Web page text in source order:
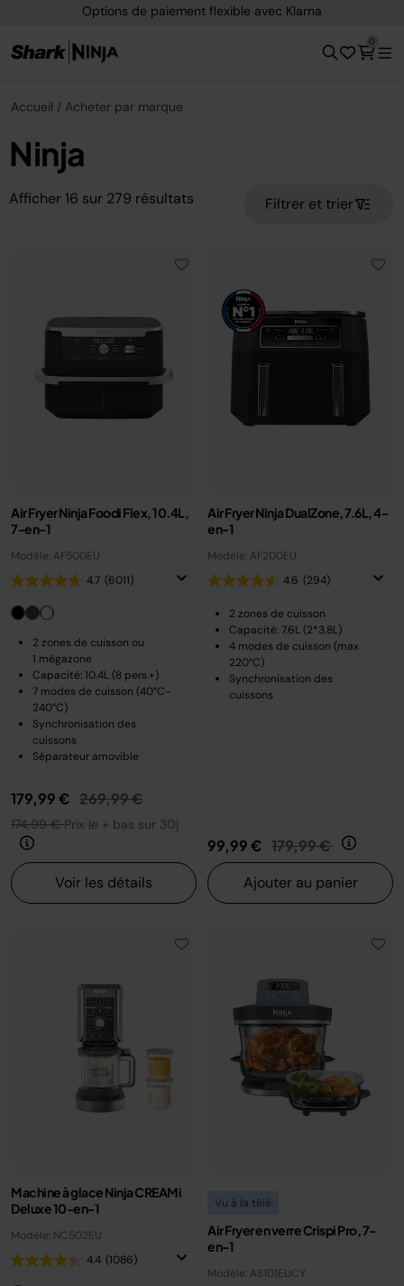
flexible avec Klarna Livraison
0
Accueil Acheter par marque
Ninja
Afficher 16 sur 279 résultats Filtrer et trier
Air Fryer Ninja Foodi Flex, 10.4L,
7-en-1
Modèle: AF500EU
4.7 (6011)
2 zones de cuisson ou
1 mégazone
Capacité: 10.4L (8 pers.+)
7 modes de cuisson (40°C-
240°C)
Synchronisation des
cuissons
Séparateur amovible
179,99 € Prix réduit de
269,99 €au
174,99 €Prix le + bas sur 30j
Voir les détails
Air Fryer Ninja DualZone, 7.6L, 4-
en-1
Modèle: AF200EU
4.6 (294)
2 zones de cuisson
Capacité: 7.6L (2*3.8L)
4 modes de cuisson (max
220°C)
Synchronisation des
cuissons
99,99 € Prix réduit de
179,99 € au
Ajouter au panier
Machine à glace Ninja CREAMi
Deluxe 10-en-1
Modèle: NC502EU
4.4 (1086)
Vu à la télé
Air Fryer en verre Crispi Pro, 7-
en-1
Modèle: AS101EUCY